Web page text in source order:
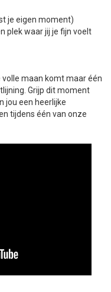
je eigen moment)
plek waar jij je fijn voelt
volle maan komt maar één
Grijp dit moment
jou een heerlijke
tijdens één van onze